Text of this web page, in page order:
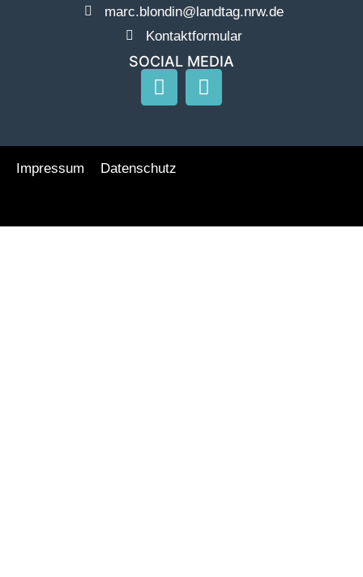
marc.blondin@landtag.nrw.de
Kontaktformular
SOCIAL MEDIA
Impressum Datenschutz